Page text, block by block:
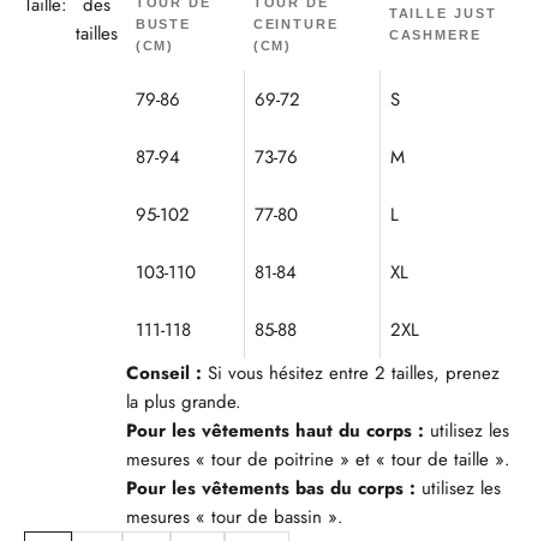
tailles
BUSTE
(CM)
CEINTURE
(CM)
TAILLE JUST
CASHMERE
79-86 69-72 S
87-94 73-76 M
95-102 77-80 L
103-110 81-84 XL
111-118 85-88
2XL
Conseil : Si vous hésitez entre 2 tailles, prenez
la plus grande.
Pour les vêtements haut du corps : utilisez les
mesures « tour de poitrine » et « tour de taille ».
Pour les vêtements bas du corps : utilisez les
mesures « tour de bassin ».